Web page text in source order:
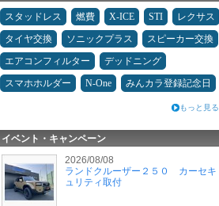
スタッドレス 燃費 X-ICE STI
レクサス
タイヤ交換
ソニックプラス
スピーカー交換
エアコンフィルター
デッドニング
スマホホルダー
N-One みんカラ登録記念日
もっと見る
イベント・キャンペーン
2026/08/08
ランドクルーザー２５０ カーセキ
ュリティ取付